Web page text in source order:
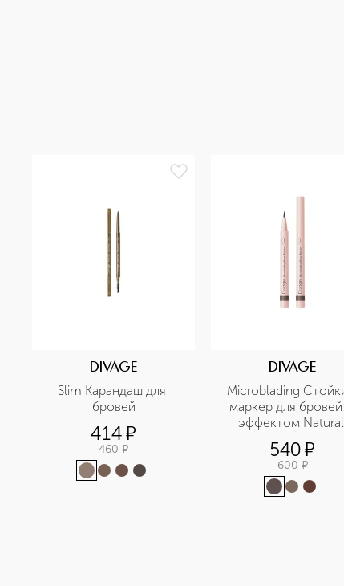
DIVAGE
Slim Карандаш для
бровей
414¤
460 ¤
DIVAGE
Microblading
маркер для
эффектом Natural
Tattoo
540¤
600 ¤